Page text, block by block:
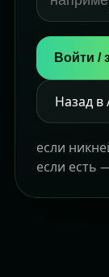
Войти /
Назад в
если
если есть